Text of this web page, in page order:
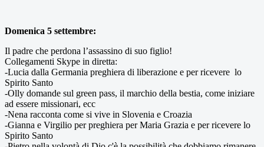
Domenica 5 settembre:
Il padre che perdona l’assassino di suo figlio!
Collegamenti Skype in diretta:
-Lucia dalla Germania preghiera di liberazione e per ricevere lo
Spirito Santo
-Olly domande sul green pass, il marchio della bestia, come iniziare
ad essere missionari, ecc
-Nena racconta come si vive in Slovenia e Croazia
-Gianna e Virgilio per preghiera per Maria Grazia e per ricevere lo
Spirito Santo